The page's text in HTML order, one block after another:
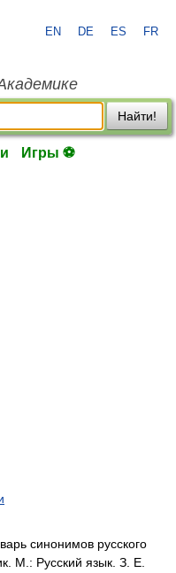
EN DE ES FR
Найти!
Игры ⚽
синонимов русского
М.: Русский язык. З. Е.